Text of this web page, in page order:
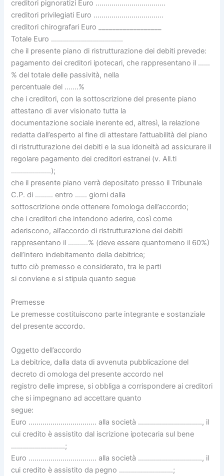
creditori pignoratizi Euro ……………………………..
creditori privilegiati Euro ……………………………..
creditori chirografari Euro __________________
Totale Euro ………………………………
che il presente piano di ristrutturazione dei debiti prevede:
pagamento dei creditori ipotecari, che rappresentano il ……
% del totale delle passività, nella
percentuale del …….%
che i creditori, con la sottoscrizione del presente piano
attestano di aver visionato tutta la
documentazione sociale inerente ed, altresì, la relazione
redatta dall’esperto al fine di attestare l’attuabilità del piano
di ristrutturazione dei debiti e la sua idoneità ad assicurare il
regolare pagamento dei creditori estranei (v. All.ti
………………..);
che il presente piano verrà depositato presso il Tribunale
C.P. di ……… entro …… giorni dalla
sottoscrizione onde ottenere l’omologa dell’accordo;
che i creditori che intendono aderire, così come
aderiscono, all’accordo di ristrutturazione dei debiti
rappresentano il ……….% (deve essere quantomeno il 60%)
dell’intero indebitamento della debitrice;
tutto ciò premesso e considerato, tra le parti
si conviene e si stipula quanto segue
Premesse
Le premesse costituiscono parte integrante e sostanziale
del presente accordo.
Oggetto dell’accordo
La debitrice, dalla data di avvenuta pubblicazione del
decreto di omologa del presente accordo nel
registro delle imprese, si obbliga a corrispondere ai creditori
che si impegnano ad accettare quanto
segue:
Euro ……………………………. alla società ………………………….., il
cui credito è assistito dal iscrizione ipotecaria sul bene
………………………;
Euro ……………………………. alla società ………………………….., il
cui credito è assistito da pegno ………………………;